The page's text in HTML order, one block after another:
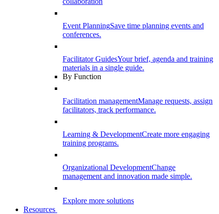
Event PlanningSave time planning events and
conferences.
Facilitator GuidesYour brief, agenda and training
materials in a single guide.
By Function
Facilitation managementManage requests, assign
facilitators, track performance.
Learning & DevelopmentCreate more engaging
training programs.
Organizational DevelopmentChange
management and innovation made simple.
Explore more solutions
Resources